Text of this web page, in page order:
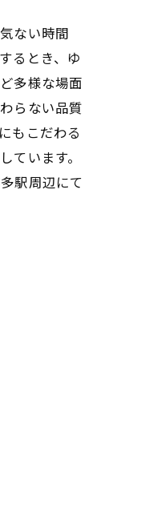
ない時間
るとき、ゆ
多様な場面
らない品質
もこだわる
ています。
駅周辺にて